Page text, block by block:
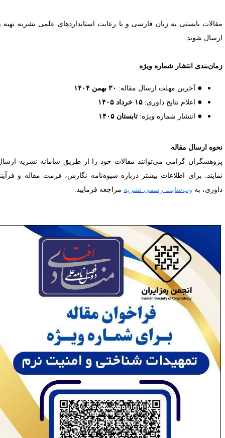
بایستی به زبان فارسی و با رعایت استانداردهای علمی نشریه تهیه و
شوند.
انتشار شماره ویژه
●آخرین مهلت ارسال مقاله:۳۰ بهمن ۱۴۰۴
●اعلام نتایج داوری:۱۵ خرداد ۱۴۰۵​​​​​​​
●انتشار شماره ویژه:تابستان ۱۴۰۵​​​​​​​
ارسال مقاله
گرامی می‌توانند مقالات خود را از طریق سامانه نشریه ارسال
برای اطلاعات بیشتر درباره شیوه‌نامه نگارش، فرمت مقاله و فرآیند
بهوب‌سایت رسمی نشریهمراجعه فرمایید.